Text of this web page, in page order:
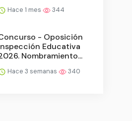
Hace 1 mes 344
- Oposición
Educativa
Nombramiento...
Hace 3 semanas 340